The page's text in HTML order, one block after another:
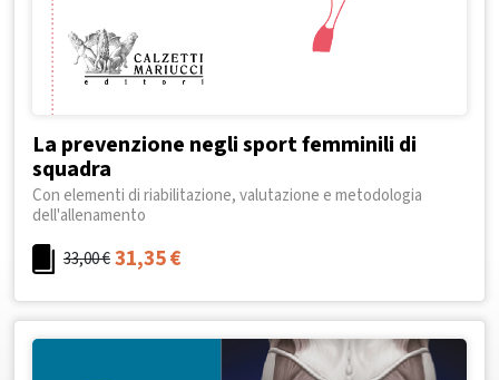
La prevenzione negli sport femminili di
squadra
Con elementi di riabilitazione, valutazione e metodologia
dell'allenamento
33,00€31,35€